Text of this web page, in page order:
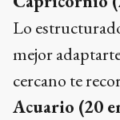
Lo
mejor
cercano te
Acuario (20